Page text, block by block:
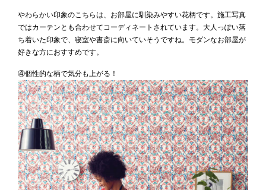
やわらかい印象のこちらは、お部屋に馴染みやすい花柄です。施工写真
ではカーテンとも合わせてコーディネートされています。大人っぽい落
ち着いた印象で、寝室や書斎に向いていそうですね。モダンなお部屋が
好きな方におすすめです。
④個性的な柄で気分も上がる！